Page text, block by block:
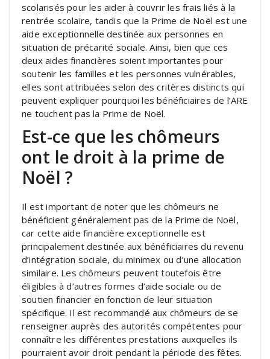
scolarisés pour les aider à couvrir les frais liés à la
rentrée scolaire, tandis que la Prime de Noël est une
aide exceptionnelle destinée aux personnes en
situation de précarité sociale. Ainsi, bien que ces
deux aides financières soient importantes pour
soutenir les familles et les personnes vulnérables,
elles sont attribuées selon des critères distincts qui
peuvent expliquer pourquoi les bénéficiaires de l’ARE
ne touchent pas la Prime de Noël.
Est-ce que les chômeurs
ont le droit à la prime de
Noël ?
Il est important de noter que les chômeurs ne
bénéficient généralement pas de la Prime de Noël,
car cette aide financière exceptionnelle est
principalement destinée aux bénéficiaires du revenu
d’intégration sociale, du minimex ou d’une allocation
similaire. Les chômeurs peuvent toutefois être
éligibles à d’autres formes d’aide sociale ou de
soutien financier en fonction de leur situation
spécifique. Il est recommandé aux chômeurs de se
renseigner auprès des autorités compétentes pour
connaître les différentes prestations auxquelles ils
pourraient avoir droit pendant la période des fêtes.